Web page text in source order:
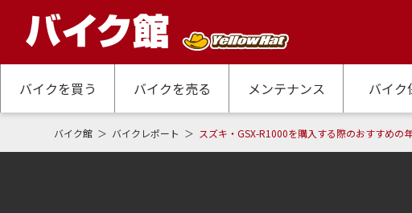
バイクを買う バイクを売る メンテナンス バイク
バイク館 バイクレポート スズキ・GSX-R1000を購入する際のおすすめの